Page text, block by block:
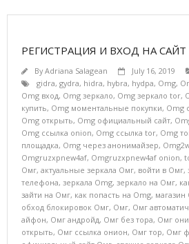
РЕГИСТРАЦИЯ И ВХОД НА
ByAdriana Salagean July 16, 2019
gidra, gydra, hidra, hybra, hydpa, Omg,
Omg вход, Omg зеркало, Omg зеркало tor,
купить, Omg моментальные покупки, Omg
Omg открыть, Omg официальный сайт,
Omg ссылка onion, Omg ссылка tor, Omg
площадка, Omg через анонимайзер,
Omgruzxpnew4af, Omgruzxpnew4af onion,
Омг, актуальные зеркала Омг, войти в Омг,
телефона, зеркала Omg, зеркало на Омг,
зайти на Омг, как попасть на Omg, магазин
обход блокировок Омг, Омг, Омг
айфон, Омг андройд, Омг без тора, Омг
открыть, Омг ссылка онион, Омг тор, Омг